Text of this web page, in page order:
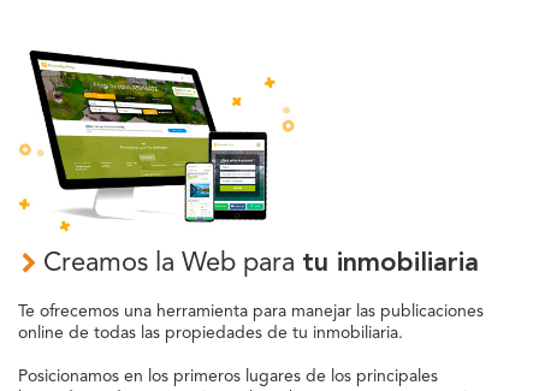
Creamos la Web para tu inmobiliaria
Te ofrecemos una herramienta para manejar las publicaciones
online de todas las propiedades de tu inmobiliaria.
Posicionamos en los primeros lugares de los principales